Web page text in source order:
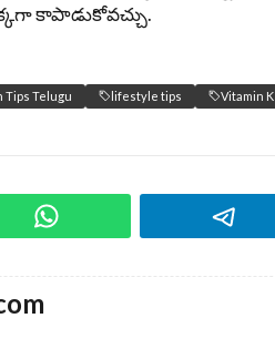
కాపాడుకోవచ్చు.
Tips Telugu lifestyle tips Vitamin K